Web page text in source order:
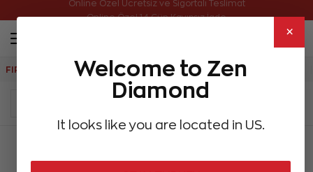
×
Welcome to Zen
Diamond
It looks like you are located in US.
Online Özel Ücretsiz ve Sigortalı Teslimat
FIRSATLAR Aynı Gün Kargo Çok Satanlar Hediye Önerileri